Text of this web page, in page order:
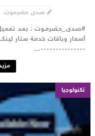
صدى حضرموت
: بعد تفعيل
وباقات خدمة ستار
---------------
مزيد
تكنولوجيا